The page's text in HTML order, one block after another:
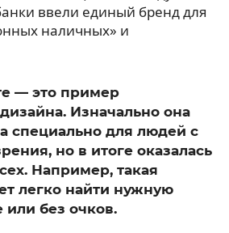
ввели единый бренд для
наличных» и
— это пример
Изначально она
специально для людей с
но в итоге оказалась
Например, такая
легко найти нужную
или без очков.